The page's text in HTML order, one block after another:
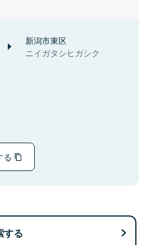
新潟市東区
ニイガタシヒガシク
る
する